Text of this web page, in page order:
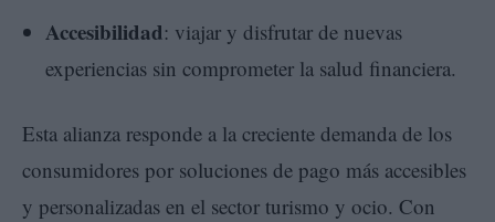
Accesibilidad: viajar y disfrutar de nuevas
experiencias sin comprometer la salud financiera.
Esta alianza responde a la creciente demanda de los
consumidores por soluciones de pago más accesibles
y personalizadas en el sector turismo y ocio. Con